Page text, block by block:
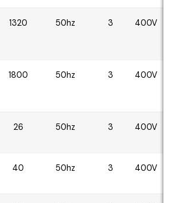
1320 50hz 3 400V
1800 50hz 3 400V
26 50hz 3 400V
40 50hz 3 400V